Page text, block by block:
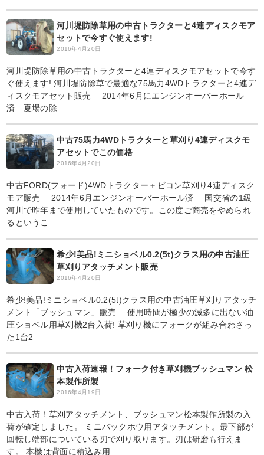
河川堤防除草用の中古トラクターと4連ディスクモア
セットで今すぐ使えます!
2016年4月20日
河川堤防除草用の中古トラクターと4連ディスクモアセットで今す
ぐ使えます! 河川堤防除草で最適な75馬力4WDトラクターと4連デ
ィスクモアセット販売 2014年6月にエンジンオーバーホール
済 夏場の除
中古75馬力4WDトラクターと草刈り4連ディスクモ
アセットでこの価格
2016年4月20日
中古FORD(フォード)4WDトラクター＋ビコン草刈り4連ディスク
モア販売 2014年6月エンジンオーバーホール済 国交省の1級
河川で昨年まで使用していたものです。この度ご商売をやめられ
るというこ
希少!美品!ミニショベル0.2(5t)クラス用の中古油圧
草刈りアタッチメント販売
2016年4月20日
希少!美品!ミニショベル0.2(5t)クラス用の中古油圧草刈りアタッチ
メント「ブッシュマン」販売 使用時間が極少の滅多に出ない油
圧ショベル用草刈機2台入荷! 草刈り機にフォークが組み合わさっ
た1台2
中古入荷速報！フォーク付き草刈機ブッシュマン 松
本製作所製
2016年4月19日
中古入荷！草刈アタッチメント、ブッシュマン松本製作所製の入
荷が確定しました。 ミニバックホウ用アタッチメント。最下部が
回転し端部についている刃で刈り取ります。刃は研磨も行えま
す。 本機は背面に積込み用